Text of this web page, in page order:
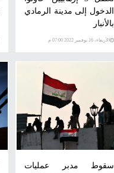
الدخول إلى مدينة الرمادي
بالأنبار
الأربعاء، 16 نوفمبر 2022 07:00 م
سقوط مدبر عمليات